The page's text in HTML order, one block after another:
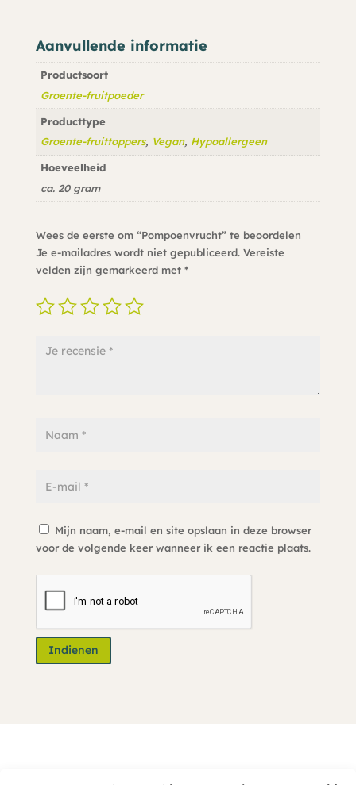
Aanvullende informatie
Productsoort
Groente-fruitpoeder
Producttype
Groente-fruittoppers, Vegan, Hypoallergeen
Hoeveelheid
ca. 20 gram
Wees de eerste om “Pompoenvrucht” te beoordelen
Je e-mailadres wordt niet gepubliceerd. Vereiste
velden zijn gemarkeerd met *
Mijn naam, e-mail en site opslaan in deze browser
voor de volgende keer wanneer ik een reactie plaats.
Indienen